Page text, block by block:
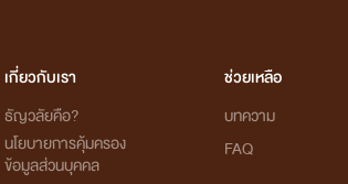
เกี่ยวกับเรา
ธัญวลัยคือ?
นโยบายการคุ้มครอง
ข้อมูลส่วนบุคคล
ช่วยเหลือ
บทความ
FAQ